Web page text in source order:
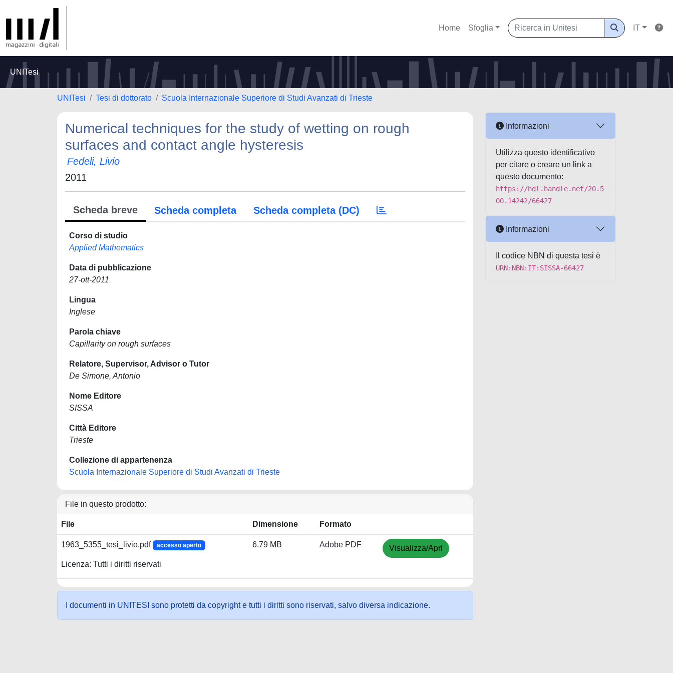
Home Sfoglia IT
UNITesi
UNITesi Tesi di dottorato Scuola Internazionale Superiore di Studi Avanzati di Trieste
Numerical techniques for the study of wetting on rough
surfaces and contact angle hysteresis
Fedeli, Livio
2011
Scheda breve Scheda completa Scheda completa (DC)
Corso di studio
Applied Mathematics
Data di pubblicazione
27-ott-2011
Lingua
Inglese
Parola chiave
Capillarity on rough surfaces
Relatore, Supervisor, Advisor o Tutor
De Simone, Antonio
Nome Editore
SISSA
Città Editore
Trieste
Collezione di appartenenza
Scuola Internazionale Superiore di Studi Avanzati di Trieste
File in questo prodotto:
File Dimensione Formato
1963_5355_tesi_livio.pdf accesso aperto
Licenza: Tutti i diritti riservati
6.79 MB Adobe PDF Visualizza/Apri
I documenti in UNITESI sono protetti da copyright e tutti i diritti sono riservati, salvo diversa indicazione.
Informazioni
Utilizza questo identificativo
per citare o creare un link a
questo documento:
https://hdl.handle.net/20.5
00.14242/66427
Informazioni
Il codice NBN di questa tesi è
URN:NBN:IT:SISSA-66427